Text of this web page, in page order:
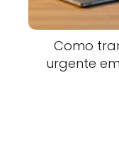
Como
urgente